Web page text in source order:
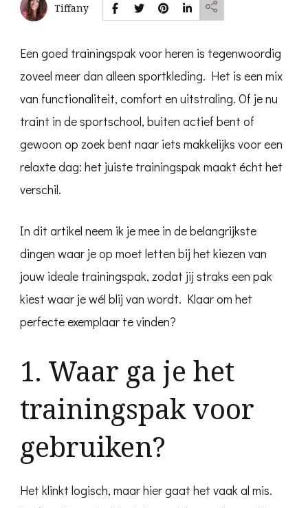
Tiffany
Een goed trainingspak voor heren is tegenwoordig
zoveel meer dan alleen sportkleding. Het is een mix
van functionaliteit, comfort en uitstraling. Of je nu
traint in de sportschool, buiten actief bent of
gewoon op zoek bent naar iets makkelijks voor een
relaxte dag: het juiste trainingspak maakt écht het
verschil.
In dit artikel neem ik je mee in de belangrijkste
dingen waar je op moet letten bij het kiezen van
jouw ideale trainingspak, zodat jij straks een pak
kiest waar je wél blij van wordt. Klaar om het
perfecte exemplaar te vinden?
1. Waar ga je het
trainingspak voor
gebruiken?
Het klinkt logisch, maar hier gaat het vaak al mis.